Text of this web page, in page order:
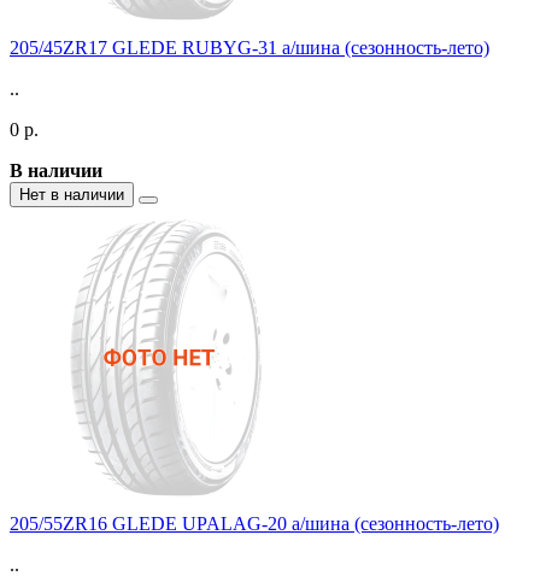
205/45ZR17 GLEDE RUBYG-31 а/шина (сезонность-лето)
..
0 р.
В наличии
Нет в наличии
205/55ZR16 GLEDE UPALAG-20 а/шина (сезонность-лето)
..